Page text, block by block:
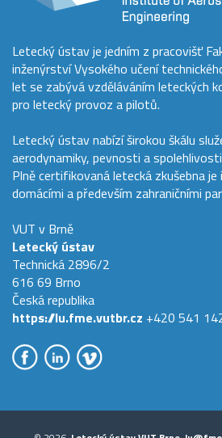
Letecký ústav je jedním z pracovišť
inženýrství Vysokého učení
let se zabývá vzděláváním leteckých
pro letecký provoz a pilotů.
Letecký ústav nabízí širokou škálu
aerodynamiky, pevnosti a
Plně certifikovaná letecká zkušebna
domácími a především zahraničními
VUT v Brně
Letecký ústav
Technická 2896/2
616 69 Brno
Česká republika
https://lu.fme.vutbr.cz +420 541